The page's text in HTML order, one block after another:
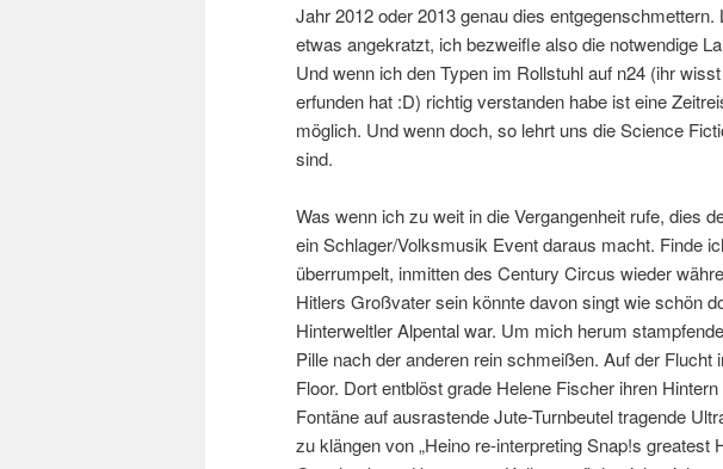
Jahr 2012 oder 2013 genau dies
etwas angekratzt, ich bezweifle also die notwendige
Und wenn ich den Typen im Rollstuhl auf n24 (ihr
erfunden hat :D) richtig verstanden habe ist eine
möglich. Und wenn doch, so lehrt uns die Science
sind.
Was wenn ich zu weit in die Vergangenheit rufe, dies
ein Schlager/Volksmusik Event daraus macht. Finde
überrumpelt, inmitten des Century Circus wieder
Hitlers Großvater sein könnte davon singt wie schön
Hinterweltler Alpental war. Um mich herum
Pille nach der anderen rein schmeißen. Auf der Flucht
Floor. Dort entblöst grade Helene Fischer ihren
Fontäne auf ausrastende Jute-Turnbeutel tragende
zu klängen von „Heino re-interpreting Snap!s greatest